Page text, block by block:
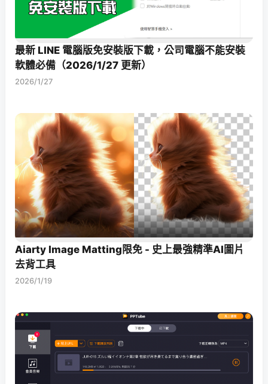
最新 LINE 電腦版免安裝版下載，公司電腦不能安裝
軟體必備（2026/1/27 更新）
2026/1/27
Aiarty Image Matting限免 - 史上最強精準AI圖片
去背工具
2026/1/19